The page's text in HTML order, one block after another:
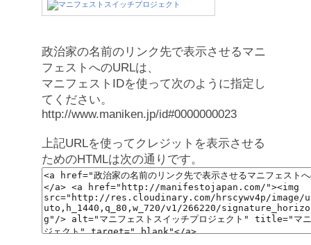
政治家の名前のリンク先で表示させるマニ
フェストへのURLは、
マニフェストIDを使って次のように指定し
てください。
http://www.maniken.jp/id#0000000023
上記URLを使ってクレジットを表示させる
ためのHTMLは次の通りです。